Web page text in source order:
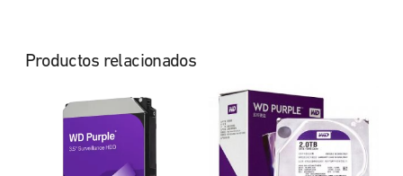
Productos relacionados